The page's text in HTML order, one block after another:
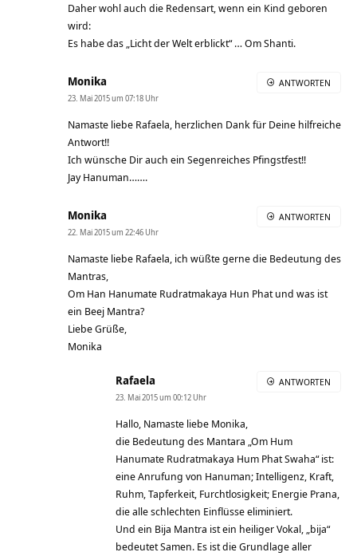
Daher wohl auch die Redensart, wenn ein Kind geboren
wird:
Es habe das „Licht der Welt erblickt“ … Om Shanti.
Monika
23. Mai 2015 um 07:18 Uhr
Namaste liebe Rafaela, herzlichen Dank für Deine hilfreiche
Antwort!!
Ich wünsche Dir auch ein Segenreiches Pfingstfest!!
Jay Hanuman…….
ANTWORTEN
Monika
22. Mai 2015 um 22:46 Uhr
Namaste liebe Rafaela, ich wüßte gerne die Bedeutung des
Mantras,
Om Han Hanumate Rudratmakaya Hun Phat und was ist
ein Beej Mantra?
Liebe Grüße,
Monika
ANTWORTEN
Rafaela
23. Mai 2015 um 00:12 Uhr
Hallo, Namaste liebe Monika,
die Bedeutung des Mantara „Om Hum
Hanumate Rudratmakaya Hum Phat Swaha“ ist:
eine Anrufung von Hanuman; Intelligenz, Kraft,
Ruhm, Tapferkeit, Furchtlosigkeit; Energie Prana,
die alle schlechten Einflüsse eliminiert.
Und ein Bija Mantra ist ein heiliger Vokal, „bija“
bedeutet Samen. Es ist die Grundlage aller
ANTWORTEN